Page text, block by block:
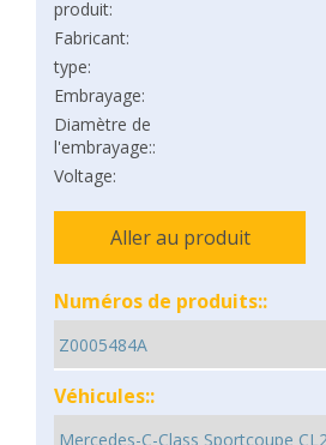
produit:
Fabricant:
type:
Embrayage:
Diamètre de
l'embrayage::
Voltage:
Aller au produit
Numéros de produits::
Véhicules::